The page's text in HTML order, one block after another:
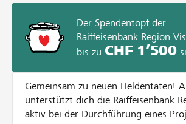
Der Spendentopf der
Raiffeisenbank Region
bis zu CHF 1’500
Gemeinsam zu neuen Heldentaten! Ab sofort
unterstützt dich die Raiffeisenbank
aktiv bei der Durchführung eines